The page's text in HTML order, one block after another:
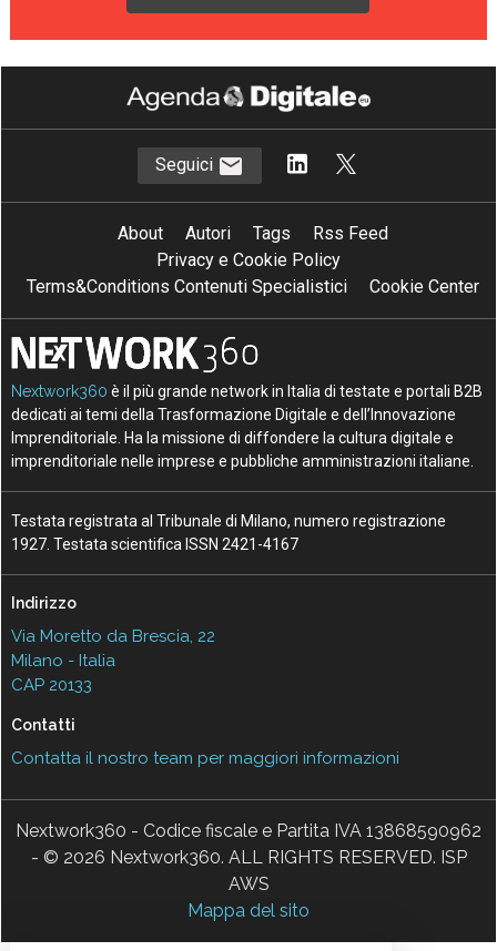
Seguici
About Autori Tags
Rss Feed
Privacy e Cookie Policy
Terms&Conditions Contenuti Specialistici
Cookie Center
Nextwork360 è il più grande network in Italia di testate e portali B2B
dedicati ai temi della Trasformazione Digitale e dell’Innovazione
Imprenditoriale. Ha la missione di diffondere la cultura digitale e
imprenditoriale nelle imprese e pubbliche amministrazioni italiane.
Testata registrata al Tribunale di Milano, numero registrazione
1927. Testata scientifica ISSN 2421-4167
Indirizzo
Via Moretto da Brescia, 22
Milano - Italia
CAP 20133
Contatti
Contatta il nostro team per maggiori informazioni
Nextwork360 - Codice fiscale e Partita IVA 13868590962
- © 2026 Nextwork360. ALL RIGHTS RESERVED. ISP
AWS
Mappa del sito